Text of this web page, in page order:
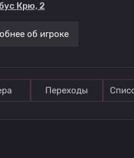
Крю, 2
об игроке
Переходы